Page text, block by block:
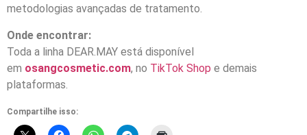
metodologias avançadas de tratamento.
Onde encontrar:
Toda a linha DEAR.MAY está disponível
em osangcosmetic.com, no TikTok Shop e demais
plataformas.
Compartilhe isso: